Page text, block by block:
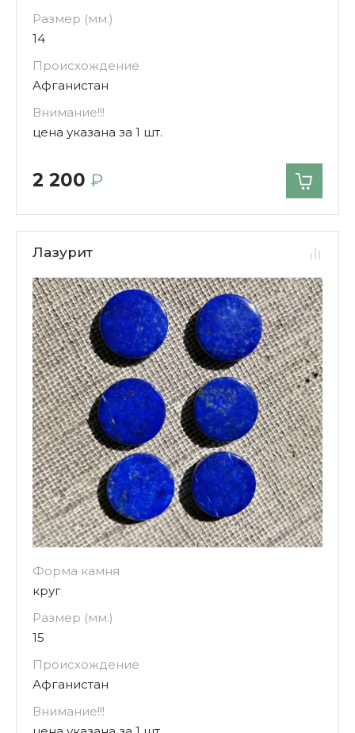
Размер (мм.)
14
Происхождение
Афганистан
Внимание!!!
цена указана за 1 шт.
2 200 ₽
Лазурит
Форма камня
круг
Размер (мм.)
15
Происхождение
Афганистан
Внимание!!!